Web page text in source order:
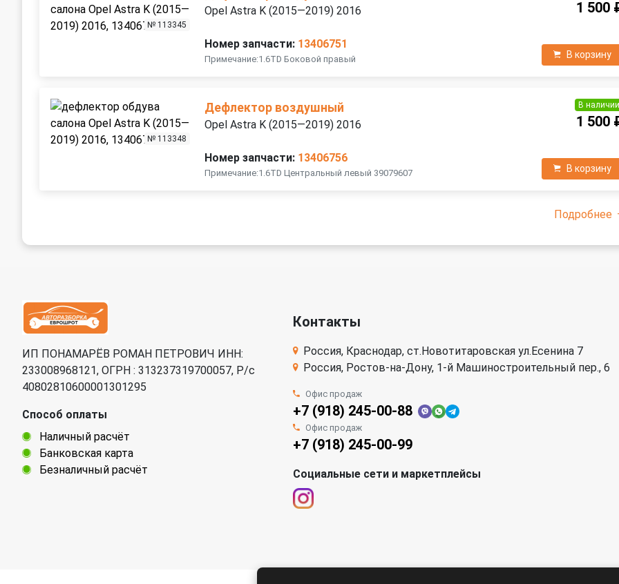
№ 113345
Opel Astra K (2015—2019) 2016
Номер запчасти: 13406751
Примечание:1.6TD Боковой правый
1 500
В корзину
№ 113348
Дефлектор воздушный
Opel Astra K (2015—2019) 2016
Номер запчасти: 13406756
Примечание:1.6TD Центральный левый 39079607
В наличии
1 500
В корзину
Подробнее
ИП ПОНАМАРЁВ РОМАН ПЕТРОВИЧ ИНН:
233008968121, ОГРН : 313237319700057, Р/c
40802810600001301295
Способ оплаты
Наличный расчёт
Банковская карта
Безналичный расчёт
Контакты
Россия, Краснодар, ст.Новотитаровская ул.Есенина 7
Россия, Ростов-на-Дону, 1-й Машиностроительный пер., 6
Офис продаж
+7 (918) 245-00-88
Офис продаж
+7 (918) 245-00-99
Социальные сети и маркетплейсы